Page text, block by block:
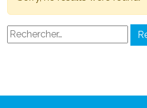
Rechercher :